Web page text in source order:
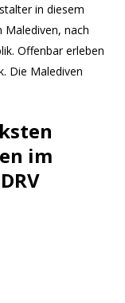
in diesem
Malediven, nach
Offenbar erleben
Die Malediven
im